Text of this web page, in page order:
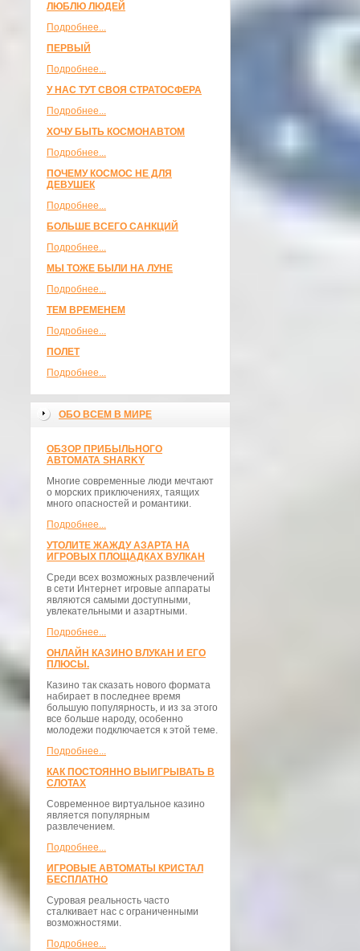
ЛЮБЛЮ ЛЮДЕЙ
Подробнее...
ПЕРВЫЙ
Подробнее...
У НАС ТУТ СВОЯ СТРАТОСФЕРА
Подробнее...
ХОЧУ БЫТЬ КОСМОНАВТОМ
Подробнее...
ПОЧЕМУ КОСМОС НЕ ДЛЯ
ДЕВУШЕК
Подробнее...
БОЛЬШЕ ВСЕГО САНКЦИЙ
Подробнее...
МЫ ТОЖЕ БЫЛИ НА ЛУНЕ
Подробнее...
ТЕМ ВРЕМЕНЕМ
Подробнее...
ПОЛЕТ
Подробнее...
ОБО ВСЕМ В МИРЕ
ОБЗОР ПРИБЫЛЬНОГО
АВТОМАТА SHARKY
Многие современные люди мечтают
о морских приключениях, таящих
много опасностей и романтики.
Подробнее...
УТОЛИТЕ ЖАЖДУ АЗАРТА НА
ИГРОВЫХ ПЛОЩАДКАХ ВУЛКАН
Среди всех возможных развлечений
в сети Интернет игровые аппараты
являются самыми доступными,
увлекательными и азартными.
Подробнее...
ОНЛАЙН КАЗИНО ВЛУКАН И ЕГО
ПЛЮСЫ.
Казино так сказать нового формата
набирает в последнее время
большую популярность, и из за этого
все больше народу, особенно
молодежи подключается к этой теме.
Подробнее...
КАК ПОСТОЯННО ВЫИГРЫВАТЬ В
СЛОТАХ
Современное виртуальное казино
является популярным
развлечением.
Подробнее...
ИГРОВЫЕ АВТОМАТЫ КРИСТАЛ
БЕСПЛАТНО
Суровая реальность часто
сталкивает нас с ограниченными
возможностями.
Подробнее...